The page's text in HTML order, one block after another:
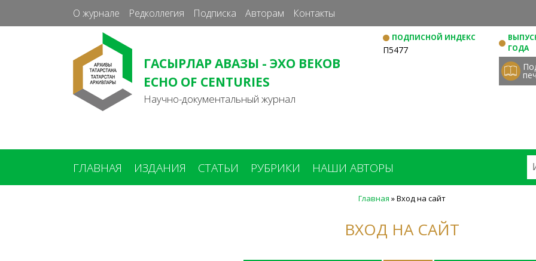
к
основному
О журнале Редколлегия Подписка Авторам Контакты
ГАСЫРЛАР АВАЗЫ - ЭХО ВЕКОВ
ECHO OF CENTURIES
Научно-документальный журнал
ПОДПИСНОЙ ИНДЕКС
П5477
ГОДА
ГЛАВНАЯ ИЗДАНИЯ СТАТЬИ РУБРИКИ НАШИ АВТОРЫ
Главная »Вход на сайт
ВХОД НА САЙТ